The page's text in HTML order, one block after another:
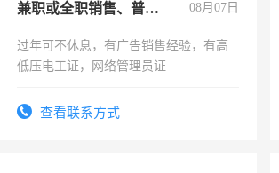
兼职或全职销售、普工、维修 08月07日
过年可不休息，有广告销售经验，有高
低压电工证，网络管理员证
查看联系方式